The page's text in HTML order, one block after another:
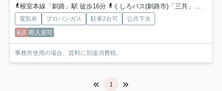
根室本線「釧路」駅 徒歩16分
くしろバス(釧路市)「三共」バス停下車 徒歩8分
電気有 プロパンガス 駐車2台可
公共下水
礼0 即入居可
事務所使用の場合、賃料に別途消費税。
1